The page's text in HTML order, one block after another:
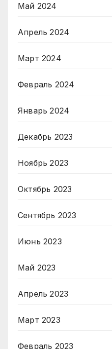
Май 2024
Апрель 2024
Март 2024
Февраль 2024
Январь 2024
Декабрь 2023
Ноябрь 2023
Октябрь 2023
Сентябрь 2023
Июнь 2023
Май 2023
Апрель 2023
Март 2023
Февраль 2023